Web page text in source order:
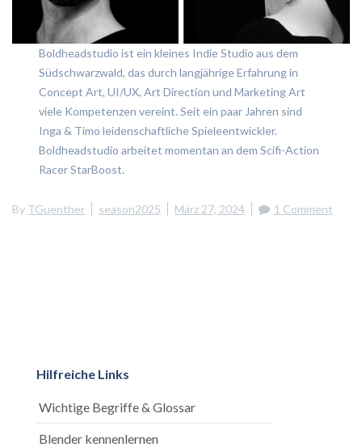
Boldheadstudio ist ein kleines Indie Studio aus dem
Südschwarzwald, das durch langjährige Erfahrung in
Concept Art, UI/UX, Art Direction und Marketing Art
viele Kompetenzen vereint. Seit ein paar Jahren sind
Inga & Timo leidenschaftliche Spieleentwickler.
Boldheadstudio arbeitet momentan an dem Scifi-Action
Racer StarBoost.
By TGuenther season2025 März 27, 2024 1 Comment
Hilfreiche Links
Wichtige Begriffe & Glossar
Blender kennenlernen